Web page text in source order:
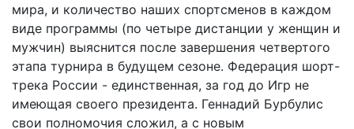
мира, и количество наших спортсменов в каждом
виде программы (по четыре дистанции у женщин и
мужчин) выяснится после завершения четвертого
этапа турнира в будущем сезоне. Федерация шорт-
трека России - единственная, за год до Игр не
имеющая своего президента. Геннадий Бурбулис
свои полномочия сложил, а с новым